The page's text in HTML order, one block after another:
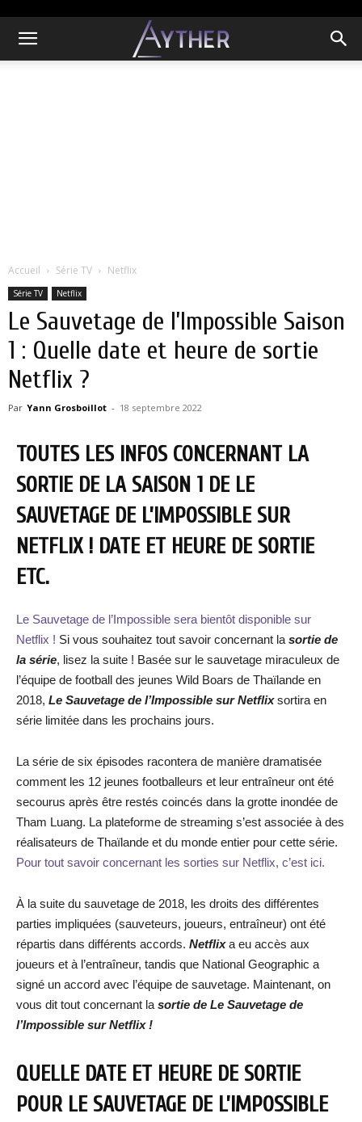
Accueil Série TV Netflix
Série TV Netflix
Le Sauvetage de l’Impossible Saison
1 : Quelle date et heure de sortie
Netflix ?
Par Yann Grosboillot - 18 septembre 2022
TOUTES LES INFOS CONCERNANT LA
SORTIE DE LA SAISON 1 DE LE
SAUVETAGE DE L’IMPOSSIBLE SUR
NETFLIX ! DATE ET HEURE DE SORTIE
ETC.
Le Sauvetage de l’Impossible sera bientôt disponible sur
Netflix ! Si vous souhaitez tout savoir concernant la sortie de
la série, lisez la suite ! Basée sur le sauvetage miraculeux de
l’équipe de football des jeunes Wild Boars de Thaïlande en
2018, Le Sauvetage de l’Impossible sur Netflixsortira en
série limitée dans les prochains jours.
La série de six épisodes racontera de manière dramatisée
comment les 12 jeunes footballeurs et leur entraîneur ont été
secourus après être restés coincés dans la grotte inondée de
Tham Luang. La plateforme de streaming s’est associée à des
réalisateurs de Thaïlande et du monde entier pour cette série.
Pour tout savoir concernant les sorties sur Netflix, c’est ici.
À la suite du sauvetage de 2018, les droits des différentes
parties impliquées (sauveteurs, joueurs, entraîneur) ont été
répartis dans différents accords. Netflixa eu accès aux
joueurs et à l’entraîneur, tandis que National Geographic a
signé un accord avec l’équipe de sauvetage. Maintenant, on
vous dit tout concernant la sortie de Le Sauvetage de
l’Impossible sur Netflix !
QUELLE DATE ET HEURE DE SORTIE
POUR LE SAUVETAGE DE L’IMPOSSIBLE